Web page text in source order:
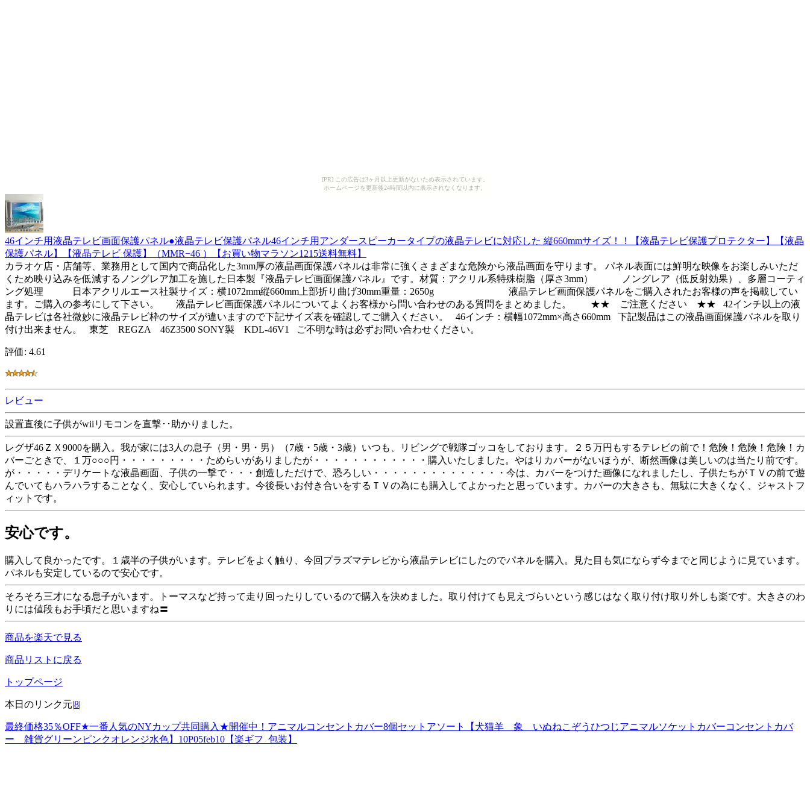
[PR] この広告は3ヶ月以上更新がないため表示されています。
ホームページを更新後24時間以内に表示されなくなります。
46インチ用液晶テレビ画面保護パネル●液晶テレビ保護パネル46インチ用アンダースピーカータイプの液晶テレビに対応した 縦660mmサイズ！！【液晶テレビ保護プロテクター】【液晶
保護パネル】【液晶テレビ 保護】（MMR−46 ）【お買い物マラソン1215送料無料】
カラオケ店・店舗等、業務用として国内で商品化した3mm厚の液晶画面保護パネルは非常に強くさまざまな危険から液晶画面を守ります。 パネル表面には鮮明な映像をお楽しみいただ
くため映り込みを低減するノングレア加工を施した日本製『液晶テレビ画面保護パネル』です。材質：アクリル系特殊樹脂（厚さ3mm） ノングレア（低反射効果）、多層コーティ
ング処理 日本アクリルエース社製サイズ：横1072mm縦660mm上部折り曲げ30mm重量：2650g 液晶テレビ画面保護パネルをご購入されたお客様の声を掲載してい
ます。ご購入の参考にして下さい。 液晶テレビ画面保護パネルについてよくお客様から問い合わせのある質問をまとめました。 ★★ ご注意ください ★★ 42インチ以上の液
晶テレビは各社微妙に液晶テレビ枠のサイズが違いますので下記サイズ表を確認してご購入ください。 46インチ：横幅1072mm×高さ660mm 下記製品はこの液晶画面保護パネルを取り
付け出来ません。 東芝 REGZA 46Z3500 SONY製 KDL-46V1 ご不明な時は必ずお問い合わせください。
評価: 4.61
レビュー
設置直後に子供がwiiリモコンを直撃･･助かりました。
レグザ46ＺＸ9000を購入。我が家には3人の息子（男・男・男）（7歳・5歳・3歳）いつも、リビングで戦隊ゴッコをしております。２５万円もするテレビの前で！危険！危険！危険！カ
バーごときで、１万○○○円・・・・・・・・・ためらいがありましたが・・・・・・・・・・・・購入いたしました。やはりカバーがないほうが、断然画像は美しいのは当たり前です。
が・・・・・デリケートな液晶画面、子供の一撃で・・・創造しただけで、恐ろしい・・・・・・・・・・・・・・今は、カバーをつけた画像になれましたし、子供たちがＴＶの前で遊
んでいてもハラハラすることなく、安心していられます。今後長いお付き合いをするＴＶの為にも購入してよかったと思っています。カバーの大きさも、無駄に大きくなく、ジャストフ
ィットです。
安心です。
購入して良かったです。１歳半の子供がいます。テレビをよく触り、今回プラズマテレビから液晶テレビにしたのでパネルを購入。見た目も気にならず今までと同じように見ています。
パネルも安定しているので安心です。
そろそろ三才になる息子がいます。トーマスなど持って走り回ったりしているので購入を決めました。取り付けても見えづらいという感じはなく取り付け取り外しも楽です。大きさのわ
りには値段もお手頃だと思いますね〓
商品を楽天で見る
商品リストに戻る
トップページ
本日のリンク元|8|
最終価格35％OFF★一番人気のNYカップ共同購入★開催中！アニマルコンセントカバー8個セットアソート【犬猫羊 象 いぬねこぞうひつじアニマルソケットカバーコンセントカバ
ー 雑貨グリーンピンクオレンジ水色】10P05feb10【楽ギフ_包装】